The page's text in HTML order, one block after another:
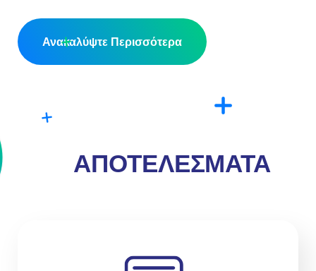
Ανακαλύψτε Περισσότερα
ΑΠΟΤΕΛΕΣΜΑΤΑ